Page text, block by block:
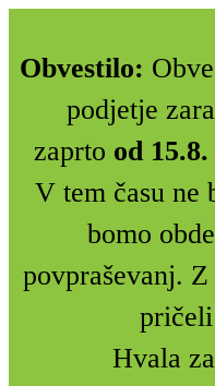
Obvestilo:
podjetje
zaprto od
V tem času ne
bomo
povpraševanj.
pričeli
Hvala